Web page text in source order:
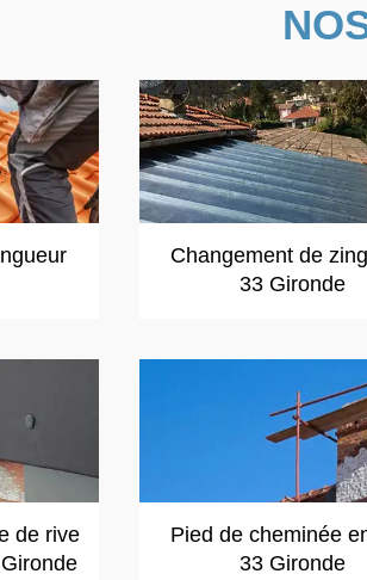
Changement de
33 Gironde
de rive
Pied de cheminée
33 Gironde